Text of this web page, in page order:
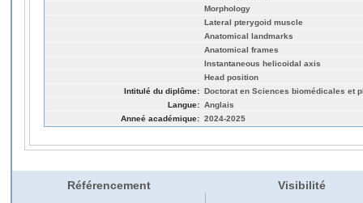
Morphology
Lateral pterygoid muscle
Anatomical landmarks
Anatomical frames
Instantaneous helicoidal axis
Head position
Intitulé du diplôme: Doctorat en Sciences biomédicales et
Langue: Anglais
Anneé académique: 2024-2025
Référencement Visibilité